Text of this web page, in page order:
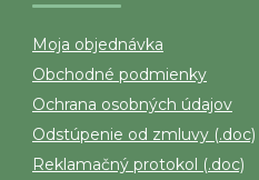
Moja objednávka
Obchodné podmienky
Ochrana osobných údajov
Odstúpenie od zmluvy (.doc)
Reklamačný protokol (.doc)